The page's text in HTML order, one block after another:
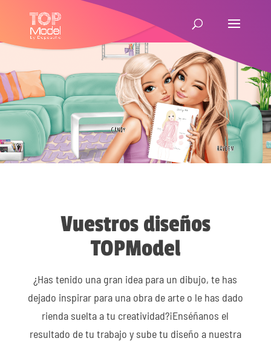
Vuestros diseños
TOPModel
¿Has tenido una gran idea para un dibujo, te has
dejado inspirar para una obra de arte o le has dado
rienda suelta a tu creatividad?¡Enséñanos el
resultado de tu trabajo y sube tu diseño a nuestra